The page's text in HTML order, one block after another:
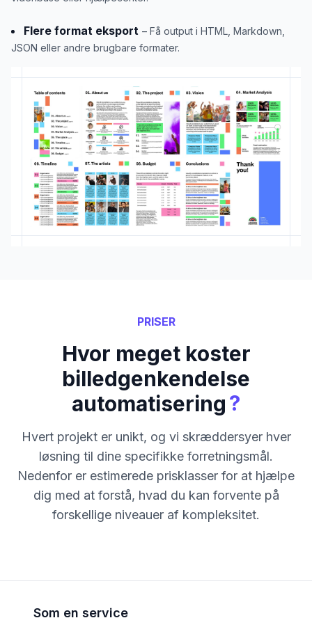
Flere format eksport – Få output i HTML, Markdown,
JSON eller andre brugbare formater.
PRISER
Hvor meget koster
billedgenkendelse
automatisering?
Hvert projekt er unikt, og vi skræddersyer hver
løsning til dine specifikke forretningsmål.
Nedenfor er estimerede prisklasser for at hjælpe
dig med at forstå, hvad du kan forvente på
forskellige niveauer af kompleksitet.
Som en service